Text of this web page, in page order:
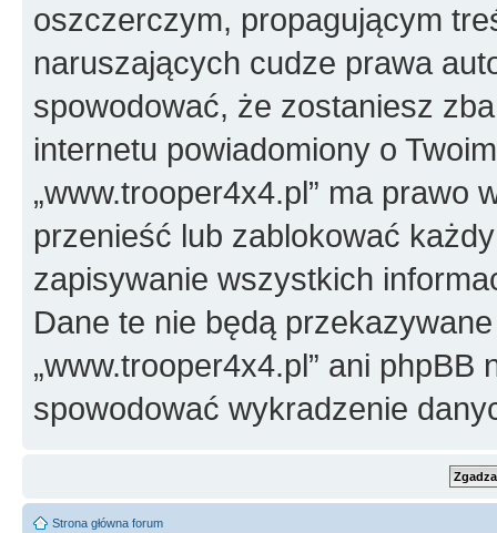
oszczerczym, propagującym
naruszających cudze prawa
spowodować, że zostaniesz
internetu powiadomiony o
„www.trooper4x4.pl” ma prawo
przenieść lub zablokować
zapisywanie wszystkich
Dane te nie będą
„www.trooper4x4.pl” ani phpBB
spowodować wykradzenie
Strona główna forum